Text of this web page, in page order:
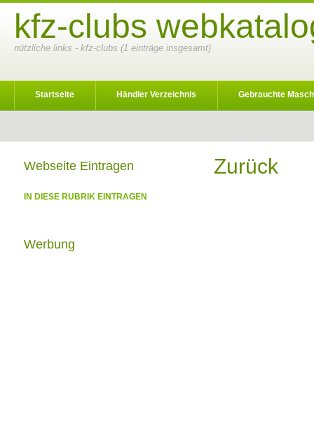
kfz-clubs
nützliche links - kfz-clubs (1 einträge insgesamt)
Startseite Händler Verzeichnis Gebrauchte
Zurück
Webseite Eintragen
IN DIESE RUBRIK EINTRAGEN
Werbung